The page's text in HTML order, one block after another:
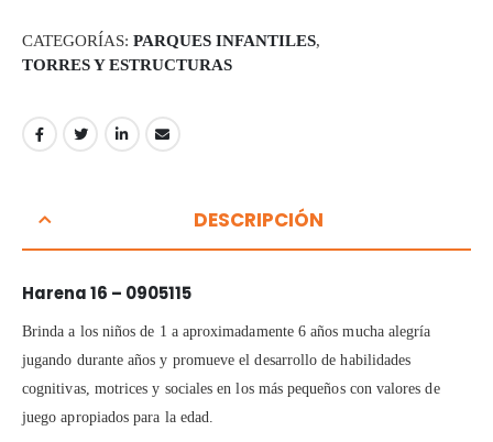
CATEGORÍAS: PARQUES INFANTILES,
TORRES Y ESTRUCTURAS
DESCRIPCIÓN
Harena 16 – 0905115
Brinda a los niños de 1 a aproximadamente 6 años mucha alegría
jugando durante años y promueve el desarrollo de habilidades
cognitivas, motrices y sociales en los más pequeños con valores de
juego apropiados para la edad.